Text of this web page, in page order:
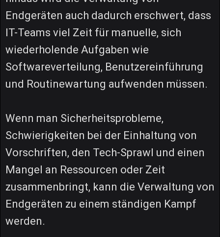
Endgeräten auch dadurch erschwert, dass
IT-Teams viel Zeit für manuelle, sich
wiederholende Aufgaben wie
Softwareverteilung, Benutzereinführung
und Routinewartung aufwenden müssen.
Wenn man Sicherheitsprobleme,
Schwierigkeiten bei der Einhaltung von
Vorschriften, den Tech-Sprawl und einen
Mangel an Ressourcen oder Zeit
zusammenbringt, kann die Verwaltung von
Endgeräten zu einem ständigen Kampf
werden.